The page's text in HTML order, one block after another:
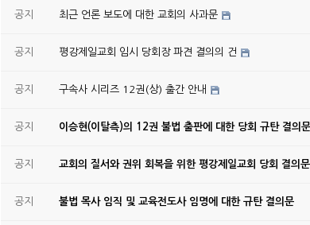
공지 최근 언론 보도에 대한 교회의 사과문
공지 평강제일교회 임시 당회장 파견 결의의 건
공지 구속사 시리즈 12권(상) 출간 안내
공지 이승현(이탈측)의 12권 불법 출판에 대한 당회 규탄 결의문
공지 교회의 질서와 권위 회복을 위한 평강제일교회 당회 결의문
공지 불법 목사 임직 및 교육전도사 임명에 대한 규탄 결의문